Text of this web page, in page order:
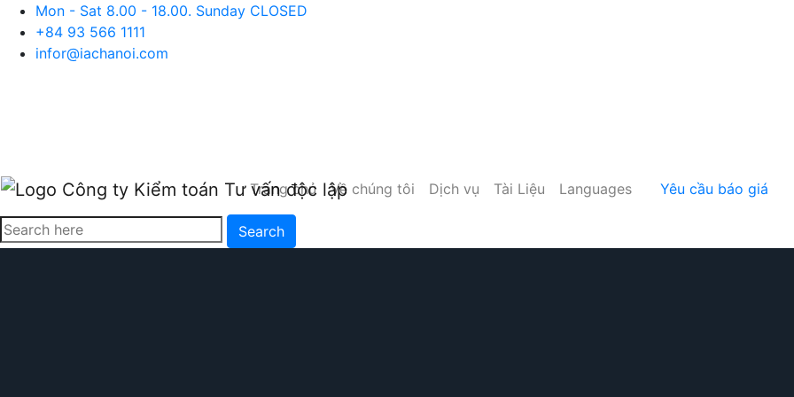
Mon - Sat 8.00 - 18.00. Sunday CLOSED
+84 93 566 1111
infor@iachanoi.com
Trang chủ Về chúng tôi Dịch vụ Tài Liệu Languages Yêu cầu báo giá
Search